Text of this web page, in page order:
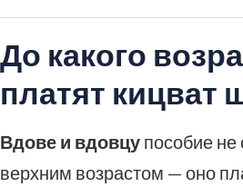
До какого
платят кицват
Вдове и вдовцупособие не
верхним возрастом — оно